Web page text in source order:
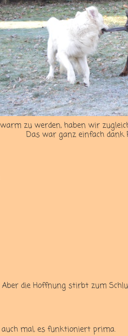
zu werden, haben wir
Das war ganz einfach dank
Aber die Hoffnung stirbt zum
mal, es funktioniert prima.